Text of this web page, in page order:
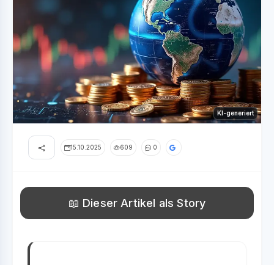
KI-generiert
15.10.2025 609 0
📖 Dieser Artikel als Story